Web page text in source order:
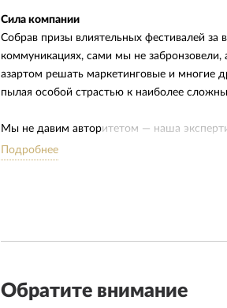
Сила компании
Собрав призы влиятельных фестивалей за
коммуникациях, сами мы не
азартом решать маркетинговые и многие
пылая особой страстью к наиболее
Мы не давим авторитетом — наша
— внимательна и отзывчива.
Подробнее
Обратите внимание